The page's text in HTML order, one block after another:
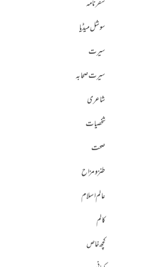
سفرنامہ
سوشل میڈیا
سیرت
سیرت صحابہ
شاعری
شخصیات
صحت
طنز و مزاح
عالم اسلام
کالم
کچھ خاص